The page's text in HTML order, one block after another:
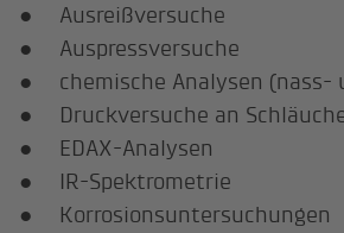
● Ausreißversuche
● Auspressversuche
● chemische Analysen (nass-
● Druckversuche an
● EDAX-Analysen
● IR-Spektrometrie
● Korrosionsuntersuchungen